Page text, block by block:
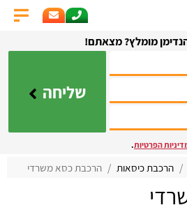
מומלץ? מצאתם!
שליחה
הפרטיות.
הרכבת כיסאות הרכבת כסא משרדי